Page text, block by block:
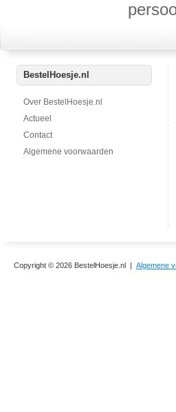
BestelHoesje.nl
Over BestelHoesje.nl
Actueel
Contact
Algemene voorwaarden
Copyright © 2026 BestelHoesje.nl | Algemene